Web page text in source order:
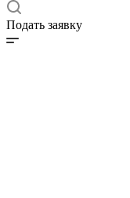
Подать заявку